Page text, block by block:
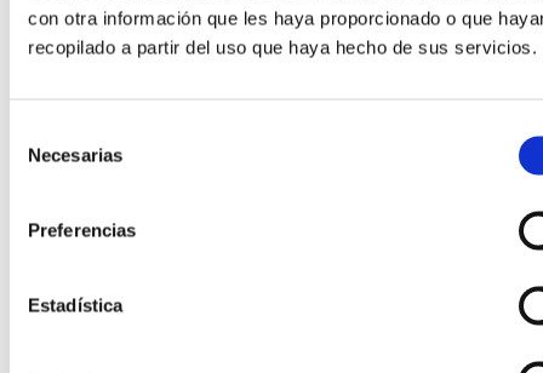
con otra información que les haya proporcionado o que
recopilado a partir del uso que haya hecho de sus servicios.
Necesarias
Preferencias
Estadística